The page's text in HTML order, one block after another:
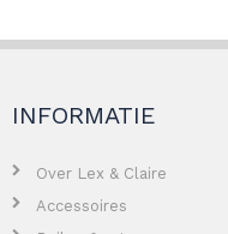
INFORMATIE
Over Lex & Claire
Accessoires